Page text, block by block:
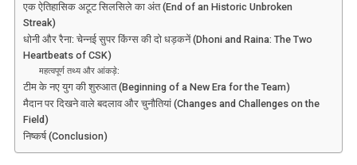
अटूट
सुपर
किंग्स
एक ऐतिहासिक अटूट सिलसिले का अंत (End of an Historic Unbroken
Streak)
धोनी और रैना: चेन्नई सुपर किंग्स की दो धड़कनें (Dhoni and Raina: The Two
Heartbeats of CSK)
महत्वपूर्ण तथ्य और आंकड़े:
टीम के नए युग की शुरुआत (Beginning of a New Era for the Team)
मैदान पर दिखने वाले बदलाव और चुनौतियां (Changes and Challenges on the
Field)
निष्कर्ष (Conclusion)